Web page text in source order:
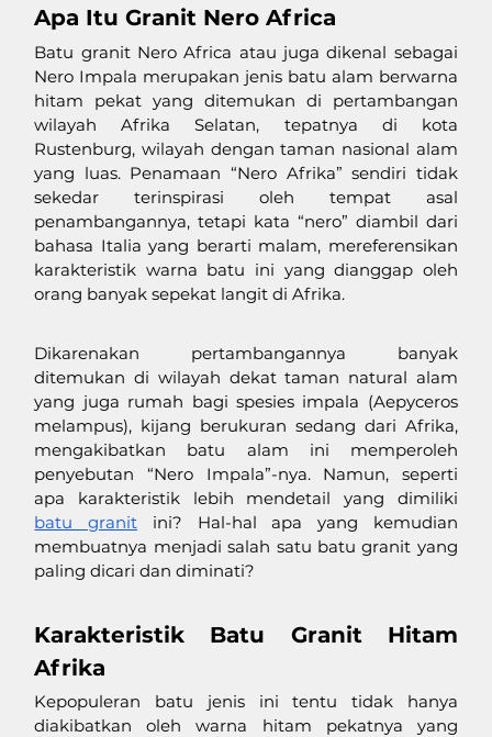
Apa Itu Granit Nero Africa
Batu granit Nero Africa atau juga dikenal sebagai
Nero Impala merupakan jenis batu alam berwarna
hitam pekat yang ditemukan di pertambangan
wilayah Afrika Selatan, tepatnya di kota
Rustenburg, wilayah dengan taman nasional alam
yang luas. Penamaan “Nero Afrika” sendiri tidak
sekedar terinspirasi oleh tempat asal
penambangannya, tetapi kata “nero” diambil dari
bahasa Italia yang berarti malam, mereferensikan
karakteristik warna batu ini yang dianggap oleh
orang banyak sepekat langit di Afrika.
Dikarenakan pertambangannya banyak
ditemukan di wilayah dekat taman natural alam
yang juga rumah bagi spesies impala (Aepyceros
melampus), kijang berukuran sedang dari Afrika,
mengakibatkan batu alam ini memperoleh
penyebutan “Nero Impala”-nya. Namun, seperti
batu granit ini? Hal-hal apa yang kemudian
membuatnya menjadi salah satu batu granit yang
paling dicari dan diminati?
Karakteristik Batu Granit Hitam
Afrika
Kepopuleran batu jenis ini tentu tidak hanya
diakibatkan oleh warna hitam pekatnya yang